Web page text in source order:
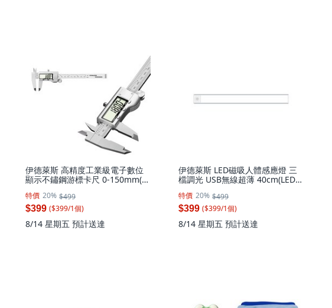
伊德萊斯 高精度工業級電子數位
顯示不鏽鋼游標卡尺 0-150mm(數
特價 20% $499
$399 ($399/1個)
8/14 星期五 預計送達
伊德萊斯 LED磁吸人體感應燈 三
檔調光 USB無線超薄 40cm(LED燈
87E-1 銀色, 1件
特價 20% $499
$399 ($399/1個)
8/14 星期五 預計送達